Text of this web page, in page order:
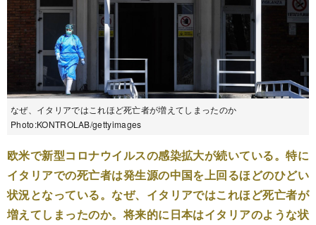
なぜ、イタリアではこれほど死亡者が増えてしまったのか
Photo:KONTROLAB/gettyimages
欧米で新型コロナウイルスの感染拡大が続いている。特に
イタリアでの死亡者は発生源の中国を上回るほどのひどい
状況となっている。なぜ、イタリアではこれほど死亡者が
増えてしまったのか。将来的に日本はイタリアのような状